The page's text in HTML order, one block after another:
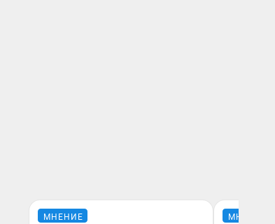
МНЕНИЕ МНЕНИЕ